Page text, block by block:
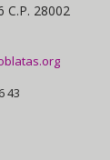
C.P. 28002
43